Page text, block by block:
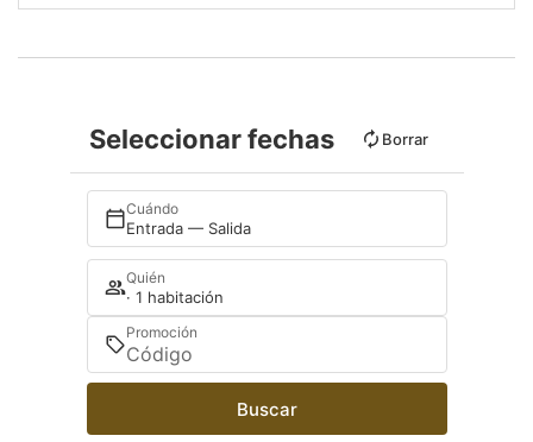
Seleccionar fechas Borrar
Cuándo
Entrada — Salida
Quién
· 1 habitación
Promoción
Buscar